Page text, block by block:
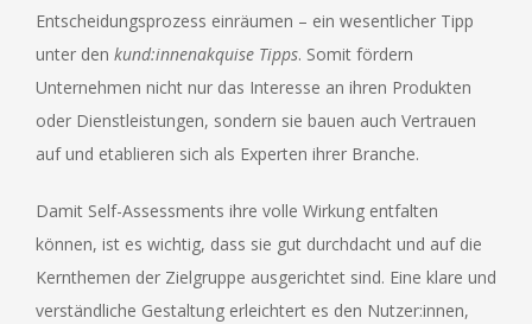
Entscheidungsprozess einräumen – ein wesentlicher Tipp
unter den kund:innenakquise Tipps. Somit fördern
Unternehmen nicht nur das Interesse an ihren Produkten
oder Dienstleistungen, sondern sie bauen auch Vertrauen
auf und etablieren sich als Experten ihrer Branche.
Damit Self-Assessments ihre volle Wirkung entfalten
können, ist es wichtig, dass sie gut durchdacht und auf die
Kernthemen der Zielgruppe ausgerichtet sind. Eine klare und
verständliche Gestaltung erleichtert es den Nutzer:innen,